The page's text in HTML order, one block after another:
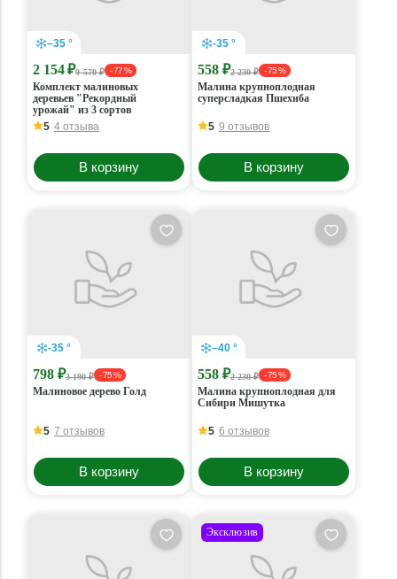
–35 °
2 154 ₽9 570 ₽ - 77 %
Комплект малиновых
деревьев "Рекордный
урожай" из 3 сортов
5 4 отзыва
В корзину
-35 °
558 ₽2 230 ₽ - 75 %
Малина крупноплодная
суперсладкая Пшехиба
5 9 отзывов
В корзину
-35 °
798 ₽3 190 ₽ - 75 %
Малиновое дерево Голд
5 7 отзывов
В корзину
–40 °
558 ₽2 230 ₽ - 75 %
Малина крупноплодная для
Сибири Мишутка
5 6 отзывов
В корзину
Эксклюзив